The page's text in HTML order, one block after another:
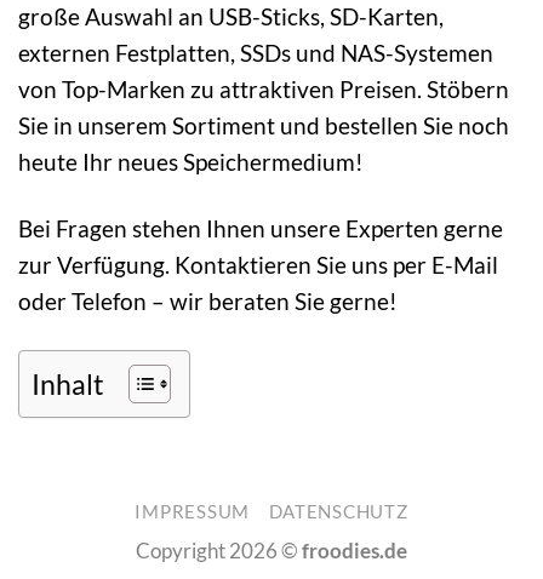
große Auswahl an USB-Sticks, SD-Karten,
externen Festplatten, SSDs und NAS-Systemen
von Top-Marken zu attraktiven Preisen. Stöbern
Sie in unserem Sortiment und bestellen Sie noch
heute Ihr neues Speichermedium!
Bei Fragen stehen Ihnen unsere Experten gerne
zur Verfügung. Kontaktieren Sie uns per E-Mail
oder Telefon – wir beraten Sie gerne!
Inhalt
IMPRESSUM DATENSCHUTZ
Copyright 2026 ©froodies.de